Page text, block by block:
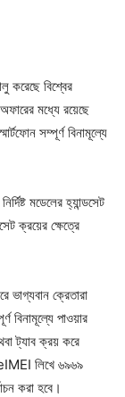
করেছে বিশ্বের
অফারের মধ্যে রয়েছে
সম্পূর্ণ বিনামূল্যে
মডেলের হ্যান্ডসেট
ক্রয়ের ক্ষেত্রে
ভাগ্যবান ক্রেতারা
পাওয়ার
ট্যাব ক্রয় করে
লিখে ৬৯৬৯
করা হবে।